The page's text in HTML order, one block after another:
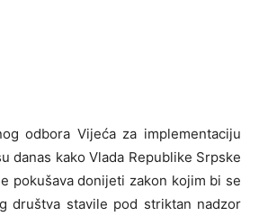
odbora Vijeća za implementaciju
danas kako Vlada Republike Srpske
pokušava donijeti zakon kojim bi se
društva stavile pod striktan nadzor